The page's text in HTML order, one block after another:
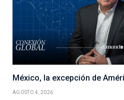
México, la excepción de
AGOSTO 4, 2026